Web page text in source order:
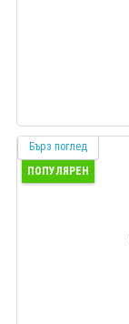
Бърз поглед
ПОПУЛЯРЕН